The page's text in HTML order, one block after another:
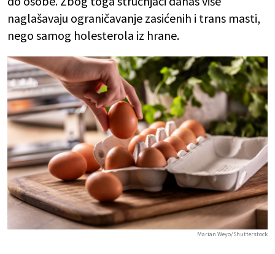
naglašavaju ograničavanje zasićenih i trans masti,
nego samog holesterola iz hrane.
Marian Weyo/Shutterstock